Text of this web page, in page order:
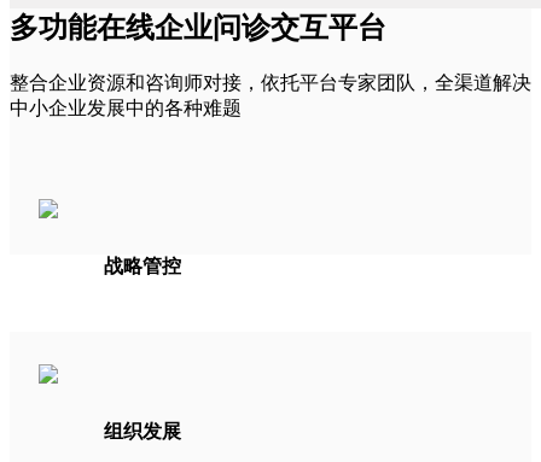
多功能在线企业问诊交互平台
整合企业资源和咨询师对接，依托平台专家团队，全渠道解决
中小企业发展中的各种难题
战略管控
组织发展